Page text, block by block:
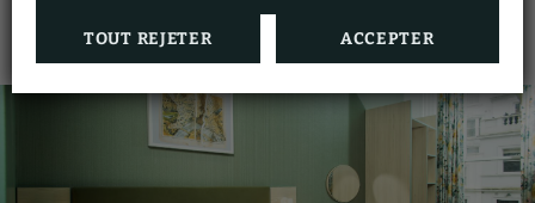
TOUT REJETER ACCEPTER
Armoire Draps et serviettes